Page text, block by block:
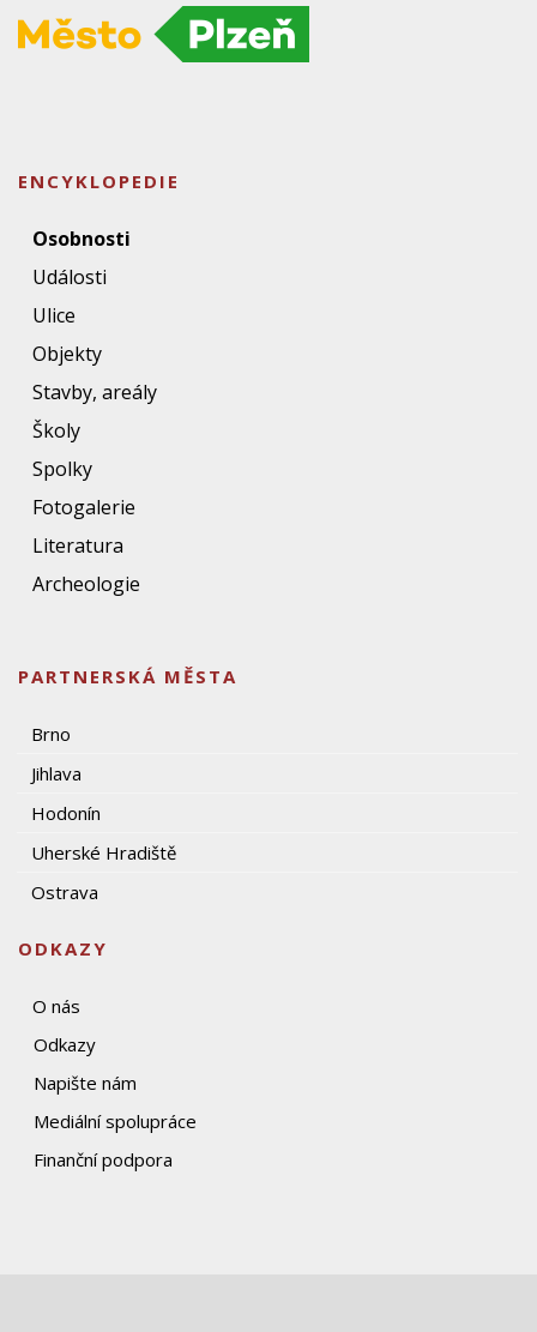
ENCYKLOPEDIE
Osobnosti
Události
Ulice
Objekty
Stavby, areály
Školy
Spolky
Fotogalerie
Literatura
Archeologie
PARTNERSKÁ MĚSTA
Brno
Jihlava
Hodonín
Uherské Hradiště
Ostrava
ODKAZY
O nás
Odkazy
Napište nám
Mediální spolupráce
Finanční podpora